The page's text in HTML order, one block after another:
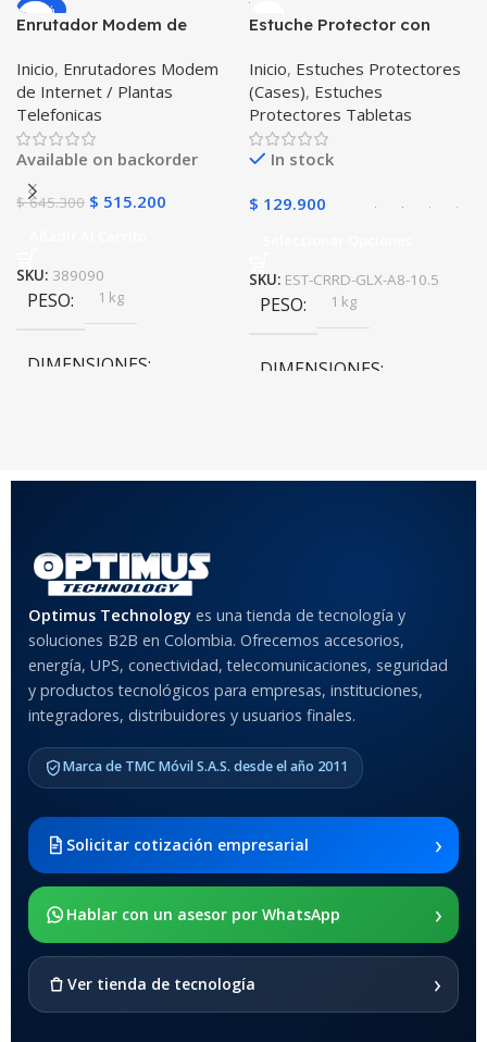
COLOR
Negro,Azul , Verde ,Rosa
Azul Oscuro
-20%
Enrutador Modem de
Libre Todo Operador 4G
LTE SIMCARD
Inicio, Enrutadores Modem
de Internet / Plantas
Telefonicas
Available on backorder
$645.300 $ 515.200
SKU: 389090
PESO 1 kg
DIMENSIONES
Estuche Protector con
Tablet Samsung Galaxy
Tab A8 10.5 2021 – 2022
SM-x200 SM-x205 Anti
golpes con soporte
Inicio, Estuches Protectores
(Cases), Estuches
Protectores Tabletas
In stock
$ 129.900
SKU: EST-CRRD-GLX-A8-10.5
PESO 1 kg
DIMENSIONES
COLOR
Anti-Shock
MODELO DE TABLETS
COMPATIBLES
2021 SM-x200 / Samsung
Galaxy Tab A8 10.5 2021 SM-
x205
SOPORTE DE APOYO
Optimus Technology es una tienda de tecnología y
soluciones B2B en Colombia. Ofrecemos accesorios,
energía, UPS, conectividad, telecomunicaciones, seguridad
y productos tecnológicos para empresas, instituciones,
integradores, distribuidores y usuarios finales.
Marca de TMC Móvil S.A.S. desde el año 2011
Solicitar cotización empresarial ›
Hablar con un asesor por WhatsApp ›
Ver tienda de tecnología ›